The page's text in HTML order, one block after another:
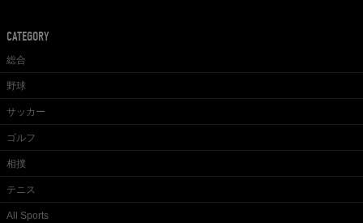
CATEGORY
総合
野球
サッカー
ゴルフ
相撲
テニス
All Sports